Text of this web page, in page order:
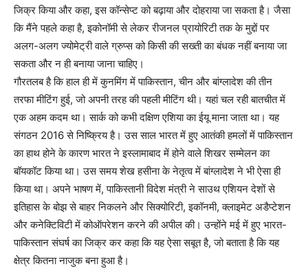
जिक्र किया और कहा, इस कॉन्सेप्ट को बढ़ाया और दोहराया जा सकता है। जैसा
कि मैंने पहले कहा है, इकोनॉमी से लेकर रीजनल प्रायोरिटी तक के मुद्दों पर
अलग-अलग ज्योमेट्री वाले ग्रुप्स को किसी की सख्ती का बंधक नहीं बनाया जा
सकता और न ही बनाया जाना चाहिए।
गौरतलब है कि हाल ही में कुनमिंग में पाकिस्तान, चीन और बांग्लादेश की तीन
तरफा मीटिंग हुई, जो अपनी तरह की पहली मीटिंग थी। यहां चल रही बातचीत में
एक अहम कदम था। सार्क को कभी दक्षिण एशिया का ईयू माना जाता था। यह
संगठन 2016 से निष्क्रिय है। उस साल भारत में हुए आतंकी हमलों में पाकिस्तान
का हाथ होने के कारण भारत ने इस्लामाबाद में होने वाले शिखर सम्मेलन का
बॉयकॉट किया था। उस समय शेख हसीना के नेतृत्व में बांग्लादेश ने भी ऐसा ही
किया था। अपने भाषण में, पाकिस्तानी विदेश मंत्री ने साउथ एशियन देशों से
इतिहास के बोझ से बाहर निकलने और सिक्योरिटी, इकॉनमी, क्लाइमेट अडैप्टेशन
और कनेक्टिविटी में कोऑपरेशन करने की अपील की। उन्होंने मई में हुए भारत-
पाकिस्तान संघर्ष का जिक्र कर कहा कि यह ऐसा सबूत है, जो बताता है कि यह
क्षेत्र कितना नाजुक बना हुआ है।